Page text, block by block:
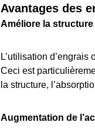
Avantages des
Améliore la structure
L’utilisation
Ceci est
la structure,
Augmentation de